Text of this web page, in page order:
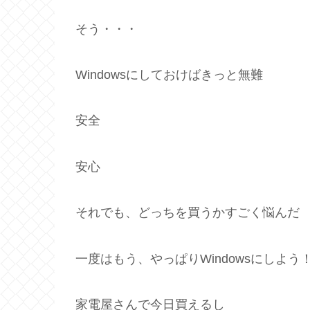
そう・・・
Windowsにしておけばきっと無難
安全
安心
それでも、どっちを買うかすごく悩んだ
一度はもう、やっぱりWindowsにしよう
家電屋さんで今日買えるし